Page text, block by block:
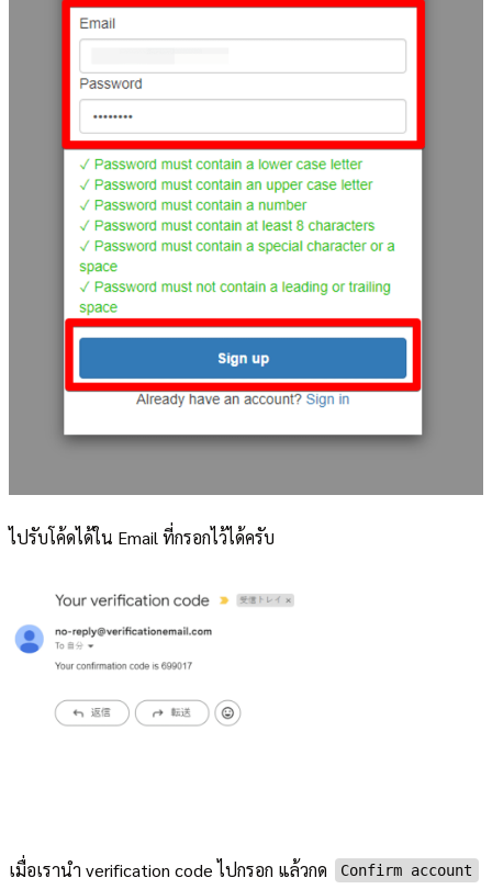
ไปรับโค้ดได้ใน Email ที่กรอกไว้ได้ครับ
เมื่อเรานำ verification code ไปกรอก แล้วกด Confirm account